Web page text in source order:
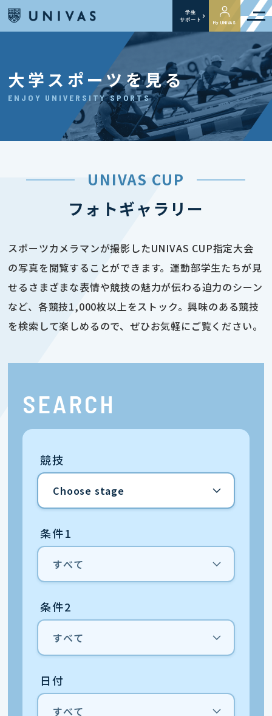
学生
サポート
My UNIVAS
大学スポーツを見る
ENJOY UNIVERSITY SPORTS
UNIVAS CUP
フォトギャラリー
スポーツカメラマンが撮影したUNIVAS CUP指定大会
の写真を閲覧することができます。運動部学生たちが見
せるさまざまな表情や競技の魅力が伝わる迫力のシーン
など、各競技1,000枚以上をストック。興味のある競技
を検索して楽しめるので、ぜひお気軽にご覧ください。
SEARCH
競技
条件1
条件2
日付